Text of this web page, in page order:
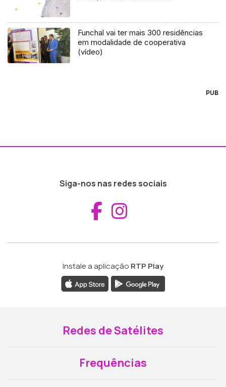
Funchal vai ter mais 300 residências
em modalidade de cooperativa
(vídeo)
PUB
Siga-nos nas redes sociais
Aceder ao
Instale a aplicação RTP Play
Redes de Satélites
Frequências